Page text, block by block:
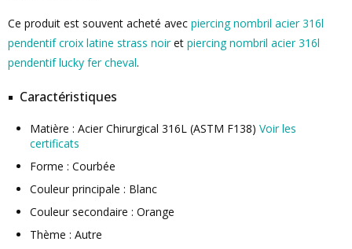
Ce produit est souvent acheté avec piercing nombril acier 316l
pendentif croix latine strass noiret piercing nombril acier 316l
pendentif lucky fer cheval.
Caractéristiques
Matière : Acier Chirurgical 316L (ASTM F138) Voir les
certificats
Forme : Courbée
Couleur principale : Blanc
Couleur secondaire : Orange
Thème : Autre